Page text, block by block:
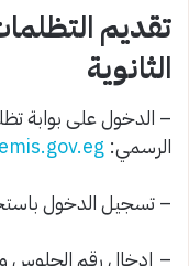
تقديم
الثانوية
– الدخول على بوابة
الرسمي:
– تسجيل الدخول
– إدخال رقم الجلوس